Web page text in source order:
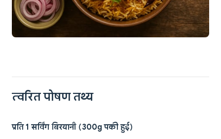
त्वरित पोषण तथ्य
प्रति 1 सर्विंग बिरयानी (300g पकी हुई)